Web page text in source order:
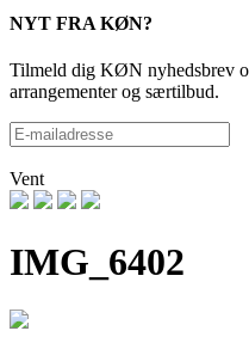
NYT FRA KØN?
Tilmeld dig KØN nyhedsbrev
arrangementer og særtilbud.
Vent
IMG_6402